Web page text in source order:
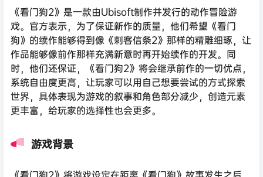
《看门狗2》是一款由Ubisoft制作并发行的动作冒险游
戏。官方表示，为了保证新作的质量，他们希望《看门
狗》的续作能够得到像《刺客信条2》那样的精雕细琢，让
作品能够像前作那样充满新意时再开始续作的开发。同
时，他们还保证，《看门狗2》将会继承前作的一切优点，
系统自由度更高，让玩家可以用自己想要尝试的方式探索
世界，具体表现为游戏的叙事和角色部分减少，创造元素
更丰富，给玩家的选择性也会更多。
游戏背景
《看门狗2》将游戏设定在距离《看门狗》故事发生之后，